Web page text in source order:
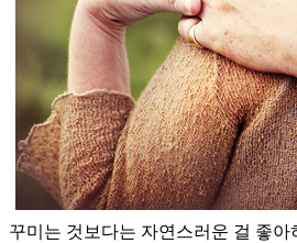
꾸미는 것보다는 자연스러운 걸 좋